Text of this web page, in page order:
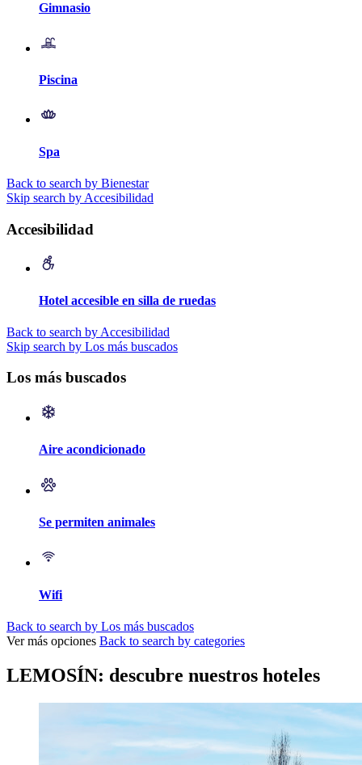
Gimnasio
Piscina
Spa
Back to search by Bienestar
Skip search by Accesibilidad
Accesibilidad
Hotel accesible en silla de ruedas
Back to search by Accesibilidad
Skip search by Los más buscados
Los más buscados
Aire acondicionado
Se permiten animales
Wifi
Back to search by Los más buscados
Ver más opciones Back to search by categories
LEMOSÍN: descubre nuestros hoteles